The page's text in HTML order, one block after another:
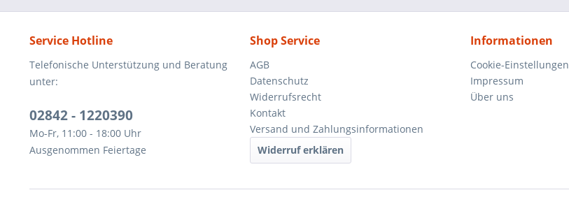
Service Hotline
Telefonische Unterstützung und Beratung
unter:
02842 - 1220390
Mo-Fr, 11:00 - 18:00 Uhr
Ausgenommen Feiertage
Shop Service
AGB
Datenschutz
Widerrufsrecht
Kontakt
Versand und Zahlungsinformationen
Widerruf erklären
Informationen
Cookie-Einstellungen
Impressum
Über uns